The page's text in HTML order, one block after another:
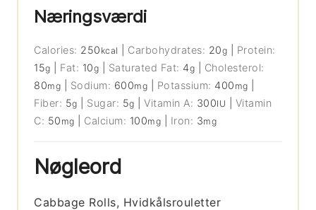
Næringsværdi
Calories: 250 kcal Carbohydrates: 20g
Protein:
15g Fat: 10g Saturated Fat: 4g
Cholesterol:
80mg Sodium: 600mg Potassium: 400 mg
Fiber: 5g Sugar: 5g |Vitamin A: 300IU
Vitamin
C: 50 mg Calcium: 100mg Iron: 3mg
Nøgleord
Cabbage Rolls, Hvidkålsrouletter